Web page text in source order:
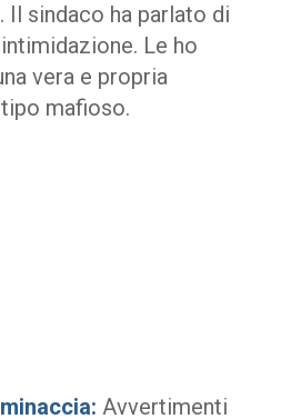
Il sindaco ha parlato di
Le ho
vera e propria
mafioso.
Avvertimenti